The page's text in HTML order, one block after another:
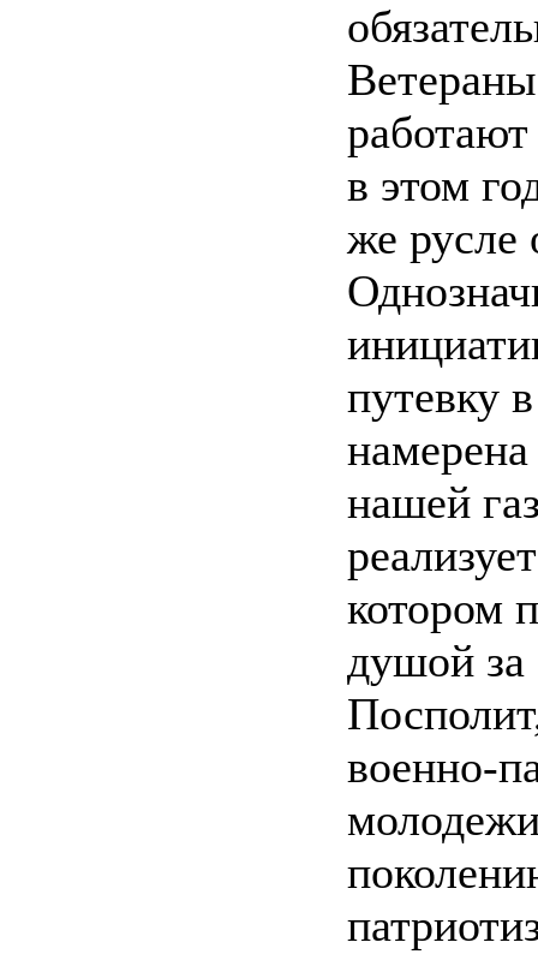
в этом
же русле
путевку
нашей
котором
душой
военно-